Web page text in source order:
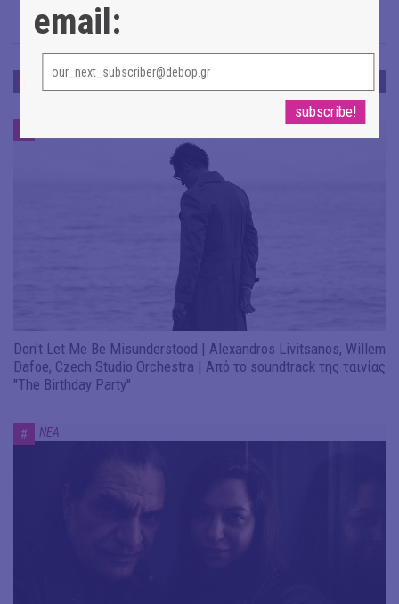
ΝΕΑ
Don't Let Me Be Misunderstood | Alexandros Livitsanos, Willem
Dafoe, Czech Studio Orchestra | Από το soundtrack της ταινίας
"The Birthday Party"
# ΝΕΑ
email: